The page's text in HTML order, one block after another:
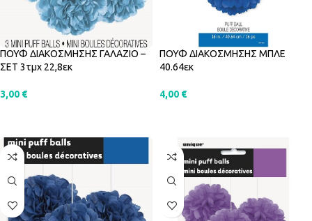
ΠΟΥΦ ΔΙΑΚΟΣΜΗΣΗΣ ΓΑΛΑΖΙΟ –
ΣΕΤ 3τμχ 22,8εκ
3,00 €
ΠΟΥΦ ΔΙΑΚΟΣΜΗΣΗΣ ΜΠΛΕ
40.64εκ
4,00 €